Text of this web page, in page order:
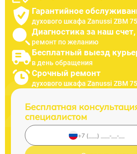
Гарантийное
духового шкафа Zanussi ZBM
Диагностика за наш счет,
ремонт по желанию
Бесплатный выезд
в день обращения
Срочный ремонт
духового шкафа Zanussi ZBM
Бесплатная
специалистом